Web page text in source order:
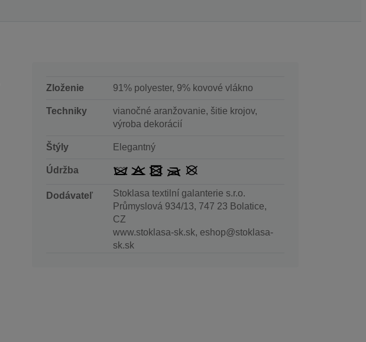
Zloženie 91% polyester, 9% kovové vlákno
Techniky
vianočné aranžovanie, šitie krojov,
výroba dekorácií
Štýly Elegantný
Údržba
Dodávateľ
Stoklasa textilní galanterie s.r.o.
Průmyslová 934/13, 747 23 Bolatice,
CZ
www.stoklasa-sk.sk, eshop@stoklasa-
sk.sk